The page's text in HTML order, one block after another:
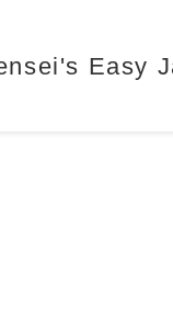
Easy